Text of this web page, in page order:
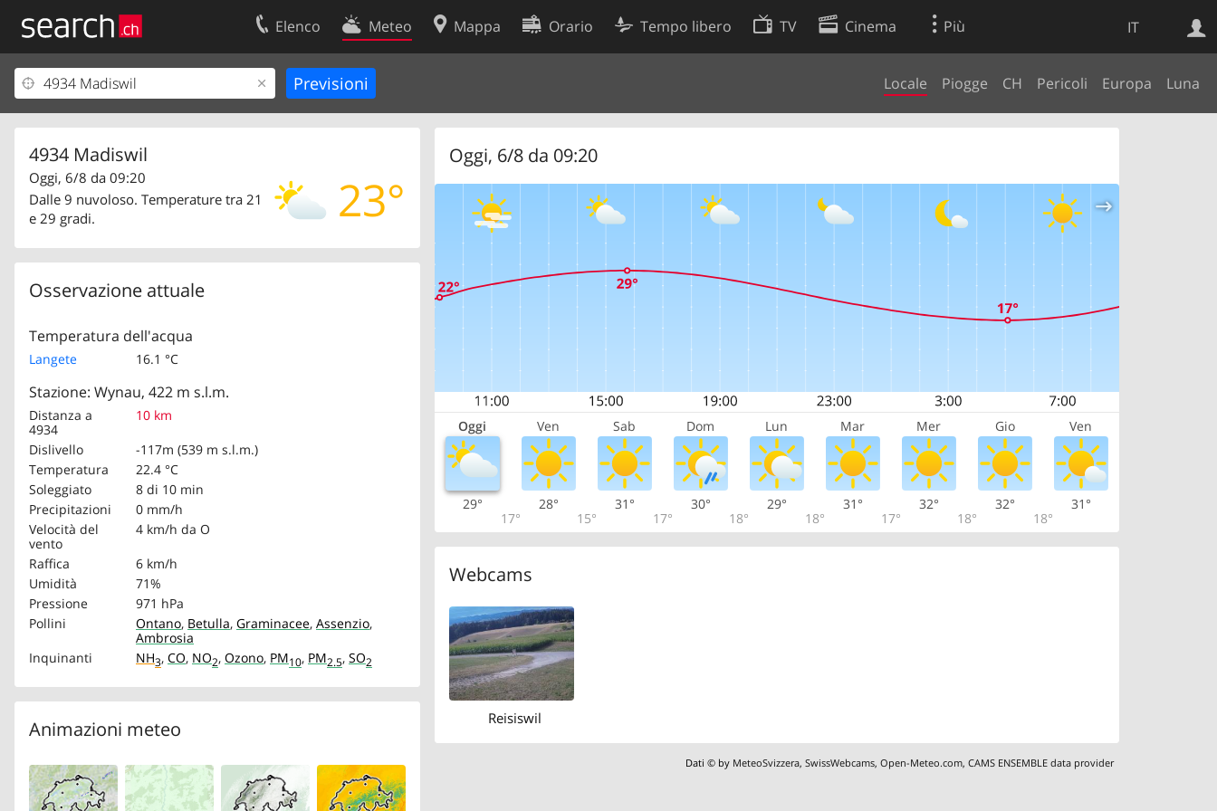
IT
Elenco Meteo Mappa Orario Tempo libero TV Cinema Più
Locale Piogge CH Pericoli Europa Luna
4934 Madiswil
23°
Oggi, 6/8 da 09:20
Dalle 9 nuvoloso. Temperature tra 21
e 29 gradi.
Osservazione attuale
Temperatura dell'acqua
Langete 16.1 °C
Stazione: Wynau, 422 m s.l.m.
Distanza a
4934
10 km
Dislivello
-117m (539 m s.l.m.)
Temperatura
22.4 °C
Soleggiato
8 di 10 min
Precipitazioni
0 mm/h
Velocità del
vento
4 km/h da O
Raffica
6 km/h
Umidità
71%
Pressione
971 hPa
Pollini
Ontano, Betulla, Graminacee, Assenzio,
Ambrosia
Inquinanti
NH3, CO, NO2, Ozono, PM10, PM2.5, SO2
Animazioni meteo
Oggi, 6/8 da 09:20
Oggi Ven Sab Dom Lun Mar Mer Gio Ven
29°
17°
28°
15°
31°
17°
30°
18°
29°
18°
31°
17°
32°
18°
32°
18°
31°
Webcams
Reisiswil
Dati © by MeteoSvizzera,SwissWebcams,Open-Meteo.com,CAMS ENSEMBLE data provider
Ricerca Web
Il vostro profolio
Area clienti
Informazioni Legali
Contatti
Condizioni d’uso
Preferenze cookie